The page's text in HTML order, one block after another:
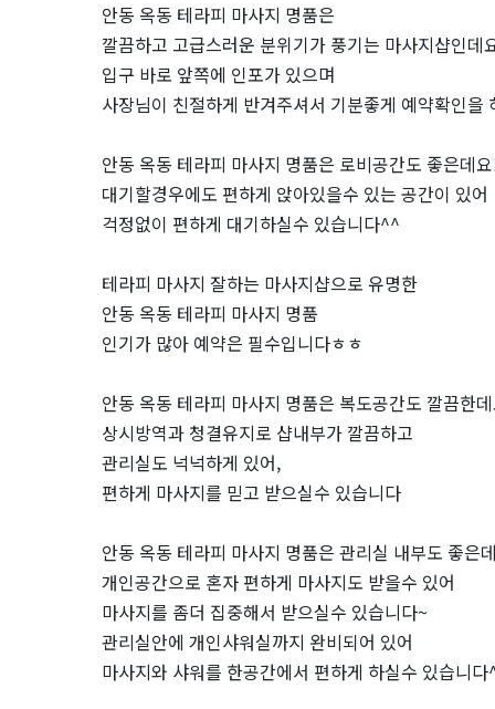
안동 옥동 테라피 마사지 명품은
깔끔하고 고급스러운 분위기가 풍기는 마사지샵인데
입구 바로 앞쪽에 인포가 있으며
사장님이 친절하게 반겨주셔서 기분좋게 예약확인을
안동 옥동 테라피 마사지 명품은 로비공간도 좋은데
대기할경우에도 편하게 앉아있을수 있는 공간이 있어
걱정없이 편하게 대기하실수 있습니다^^
테라피 마사지 잘하는 마사지샵으로 유명한
안동 옥동 테라피 마사지 명품
인기가 많아 예약은 필수입니다ㅎㅎ
안동 옥동 테라피 마사지 명품은 복도공간도 깔끔한
상시방역과 청결유지로 샵내부가 깔끔하고
관리실도 넉넉하게 있어,
편하게 마사지를 믿고 받으실수 있습니다
안동 옥동 테라피 마사지 명품은 관리실 내부도 좋은
개인공간으로 혼자 편하게 마사지도 받을수 있어
마사지를 좀더 집중해서 받으실수 있습니다~
관리실안에 개인샤워실까지 완비되어 있어
마사지와 샤워를 한공간에서 편하게 하실수 있습니